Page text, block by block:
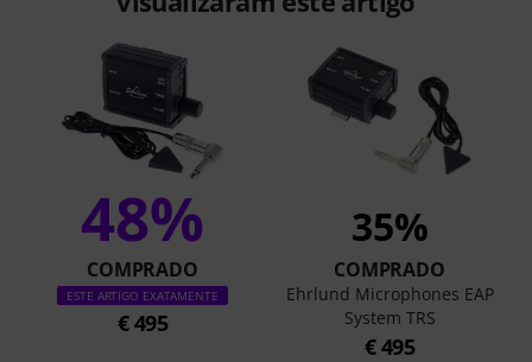
48%
COMPRADO
ESTE ARTIGO EXATAMENTE
€ 495
35%
COMPRADO
Ehrlund Microphones EAP
System TRS
€ 495